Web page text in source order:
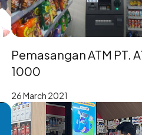
Pemasangan ATM PT.
1000
26 March 2021